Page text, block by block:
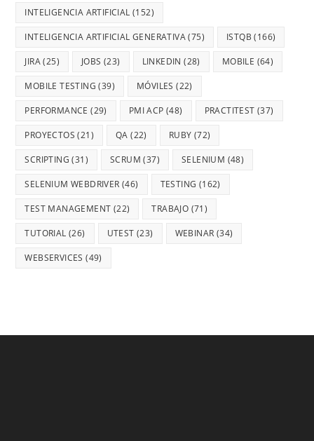
INTELIGENCIA ARTIFICIAL (152)
INTELIGENCIA ARTIFICIAL GENERATIVA(75) ISTQB (166)
JIRA(25) JOBS (23) LINKEDIN (28) MOBILE (64)
MOBILE TESTING (39) MÓVILES (22)
PERFORMANCE (29) PMI ACP (48) PRACTITEST (37)
PROYECTOS (21) QA (22) RUBY (72)
SCRIPTING (31) SCRUM (37) SELENIUM (48)
SELENIUM WEBDRIVER (46) TESTING (162)
TEST MANAGEMENT (22) TRABAJO (71)
TUTORIAL (26) UTEST (23) WEBINAR (34)
WEBSERVICES (49)